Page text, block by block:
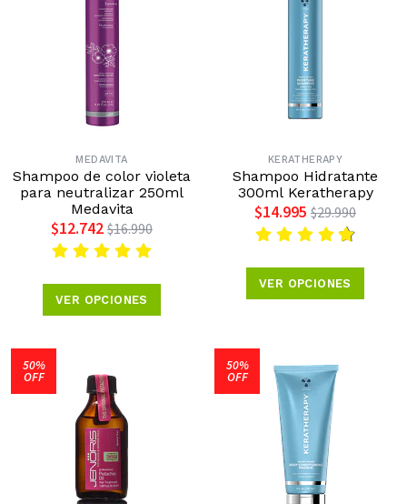
MEDAVITA
Shampoo de color violeta
para neutralizar 250ml
Medavita
$12.742 $16.990
VER OPCIONES
KERATHERAPY
Shampoo Hidratante
300ml Keratherapy
$14.995 $29.990
VER OPCIONES
50%
OFF
50%
OFF